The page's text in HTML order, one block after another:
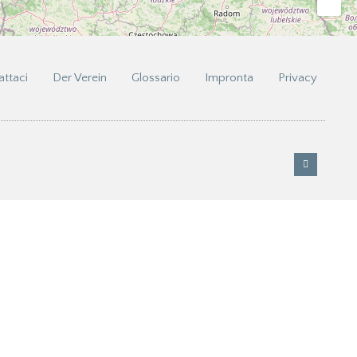
Der Verein Glossario Impronta Privacy